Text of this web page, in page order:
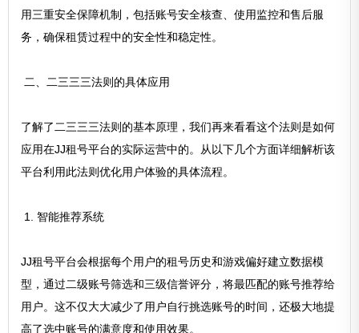
用三重安全保障机制，包括账号安全核查、使用监控和售后服
务，确保租赁过程中的安全性和稳定性。
二、二三三三法则的具体应用
了解了二三三三法则的基本原理，我们再来看看这个法则是如何
应用在JJ租号平台的实际运营中的。从以下几个方面详细解析该
平台利用此法则优化用户体验的具体流程。
1. 智能推荐系统
JJ租号平台会根据每个用户的租号历史和游戏偏好建立数据模
型，通过二级账号筛选和三级信誉评分，将最匹配的账号推荐给
用户。这不仅大大减少了用户自行挑选账号的时间，还极大地提
高了选中账号的满意度和使用效果。